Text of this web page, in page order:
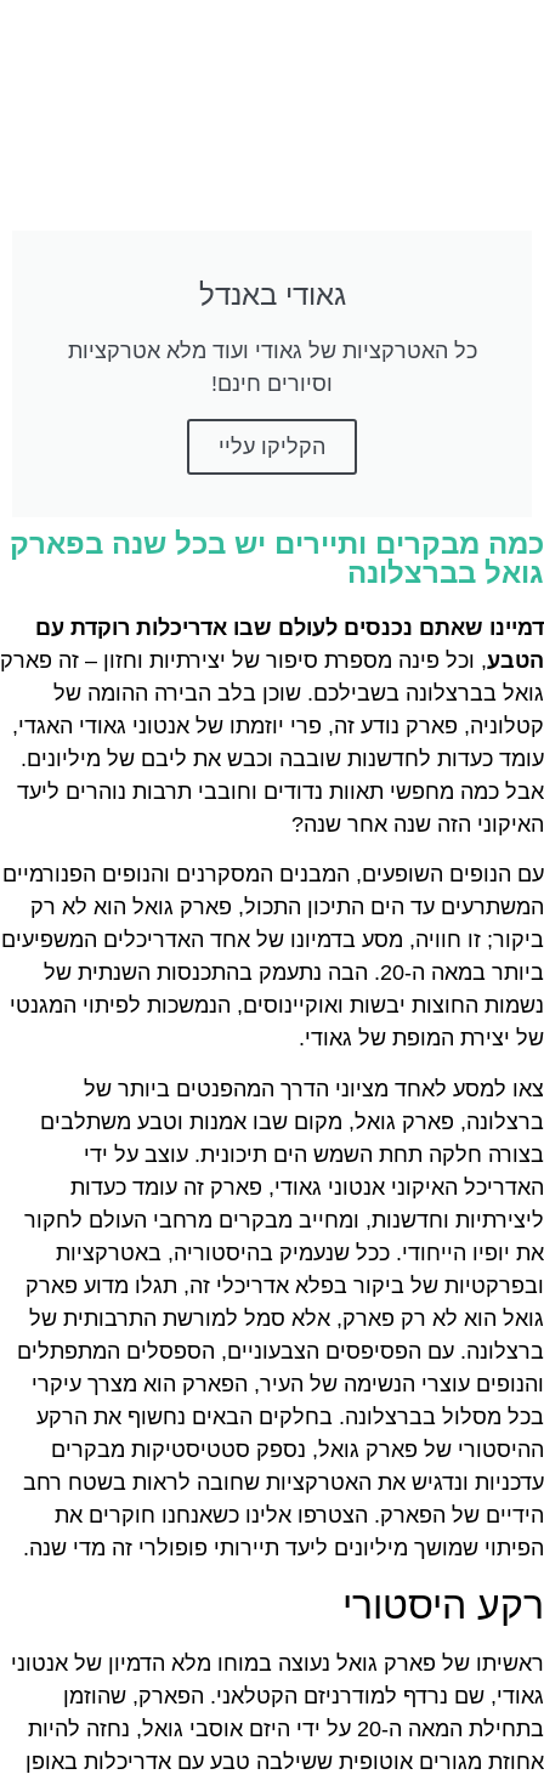
גאודי באנדל
כל האטרקציות של גאודי ועוד מלא אטרקציות
וסיורים חינם!
הקליקו עליי
כמה מבקרים ותיירים יש בכל שנה בפארק
גואל בברצלונה
דמיינו שאתם נכנסים לעולם שבו אדריכלות רוקדת עם
הטבע, וכל פינה מספרת סיפור של יצירתיות וחזון – זה פארק
גואל בברצלונה בשבילכם. שוכן בלב הבירה ההומה של
קטלוניה, פארק נודע זה, פרי יוזמתו של אנטוני גאודי האגדי,
עומד כעדות לחדשנות שובבה וכבש את ליבם של מיליונים.
אבל כמה מחפשי תאוות נדודים וחובבי תרבות נוהרים ליעד
האיקוני הזה שנה אחר שנה?
עם הנופים השופעים, המבנים המסקרנים והנופים הפנורמיים
המשתרעים עד הים התיכון התכול, פארק גואל הוא לא רק
ביקור; זו חוויה, מסע בדמיונו של אחד האדריכלים המשפיעים
ביותר במאה ה-20. הבה נתעמק בהתכנסות השנתית של
נשמות החוצות יבשות ואוקיינוסים, הנמשכות לפיתוי המגנטי
של יצירת המופת של גאודי.
צאו למסע לאחד מציוני הדרך המהפנטים ביותר של
ברצלונה, פארק גואל, מקום שבו אמנות וטבע משתלבים
בצורה חלקה תחת השמש הים תיכונית. עוצב על ידי
האדריכל האיקוני אנטוני גאודי, פארק זה עומד כעדות
ליצירתיות וחדשנות, ומחייב מבקרים מרחבי העולם לחקור
את יופיו הייחודי. ככל שנעמיק בהיסטוריה, באטרקציות
ובפרקטיות של ביקור בפלא אדריכלי זה, תגלו מדוע פארק
גואל הוא לא רק פארק, אלא סמל למורשת התרבותית של
ברצלונה. עם הפסיפסים הצבעוניים, הספסלים המתפתלים
והנופים עוצרי הנשימה של העיר, הפארק הוא מצרך עיקרי
בכל מסלול בברצלונה. בחלקים הבאים נחשוף את הרקע
ההיסטורי של פארק גואל, נספק סטטיסטיקות מבקרים
עדכניות ונדגיש את האטרקציות שחובה לראות בשטח רחב
הידיים של הפארק. הצטרפו אלינו כשאנחנו חוקרים את
הפיתוי שמושך מיליונים ליעד תיירותי פופולרי זה מדי שנה.
רקע היסטורי
ראשיתו של פארק גואל נעוצה במוחו מלא הדמיון של אנטוני
גאודי, שם נרדף למודרניזם הקטלאני. הפארק, שהוזמן
בתחילת המאה ה-20 על ידי היזם אוסבי גואל, נחזה להיות
אחוזת מגורים אוטופית ששילבה טבע עם אדריכלות באופן